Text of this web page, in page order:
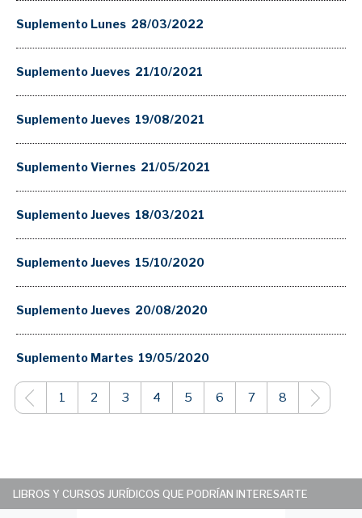
Suplemento Lunes 28/03/2022
Suplemento Jueves 21/10/2021
Suplemento Jueves 19/08/2021
Suplemento Viernes 21/05/2021
Suplemento Jueves 18/03/2021
Suplemento Jueves 15/10/2020
Suplemento Jueves 20/08/2020
Suplemento Martes 19/05/2020
1 2 3 4 5 6 7 8
LIBROS Y CURSOS JURÍDICOS QUE PODRÍAN INTERESARTE